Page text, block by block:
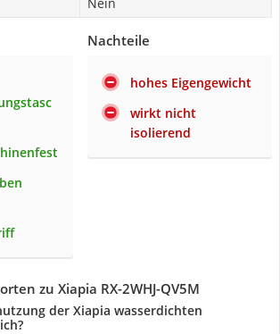
Nachteile
hohes Eigengewicht
wirkt nicht
isolierend
zu Xiapia RX-2WHJ-QV5M
der Xiapia wasserdichten